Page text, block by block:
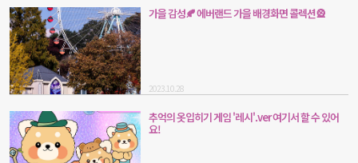
가을 감성🍂 에버랜드 가을 배경화면 콜렉션🎡
2023.10.28
추억의 옷입히기 게임 '레시'.ver 여기서 할 수 있어
요!